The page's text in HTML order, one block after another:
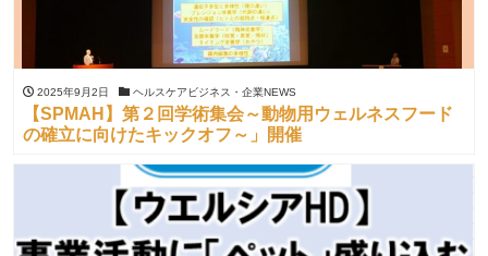
2025年9月2日 ヘルスケアビジネス・企業NEWS
【SPMAH】第２回学術集会～動物用ウェルネスフード
の確立に向けたキックオフ～」開催